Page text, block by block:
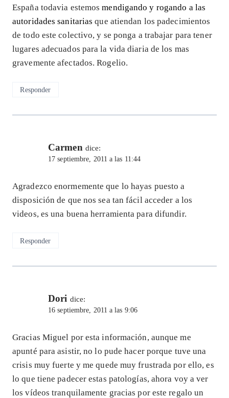
España todavia estemosmendigando y rogando a las
autoridades sanitarias que atiendan los padecimientos
de todo este colectivo, y se ponga a trabajar para tener
lugares adecuados para la vida diaria de los mas
gravemente afectados. Rogelio.
Responder
Carmen dice:
17 septiembre, 2011 a las 11:44
Agradezco enormemente que lo hayas puesto a
disposición de que nos sea tan fácil acceder a los
videos, es una buena herramienta para difundir.
Responder
Dori dice:
16 septiembre, 2011 a las 9:06
Gracias Miguel por esta información, aunque me
apunté para asistir, no lo pude hacer porque tuve una
crisis muy fuerte y me quede muy frustrada por ello, es
lo que tiene padecer estas patologías, ahora voy a ver
los vídeos tranquilamente gracias por este regalo un